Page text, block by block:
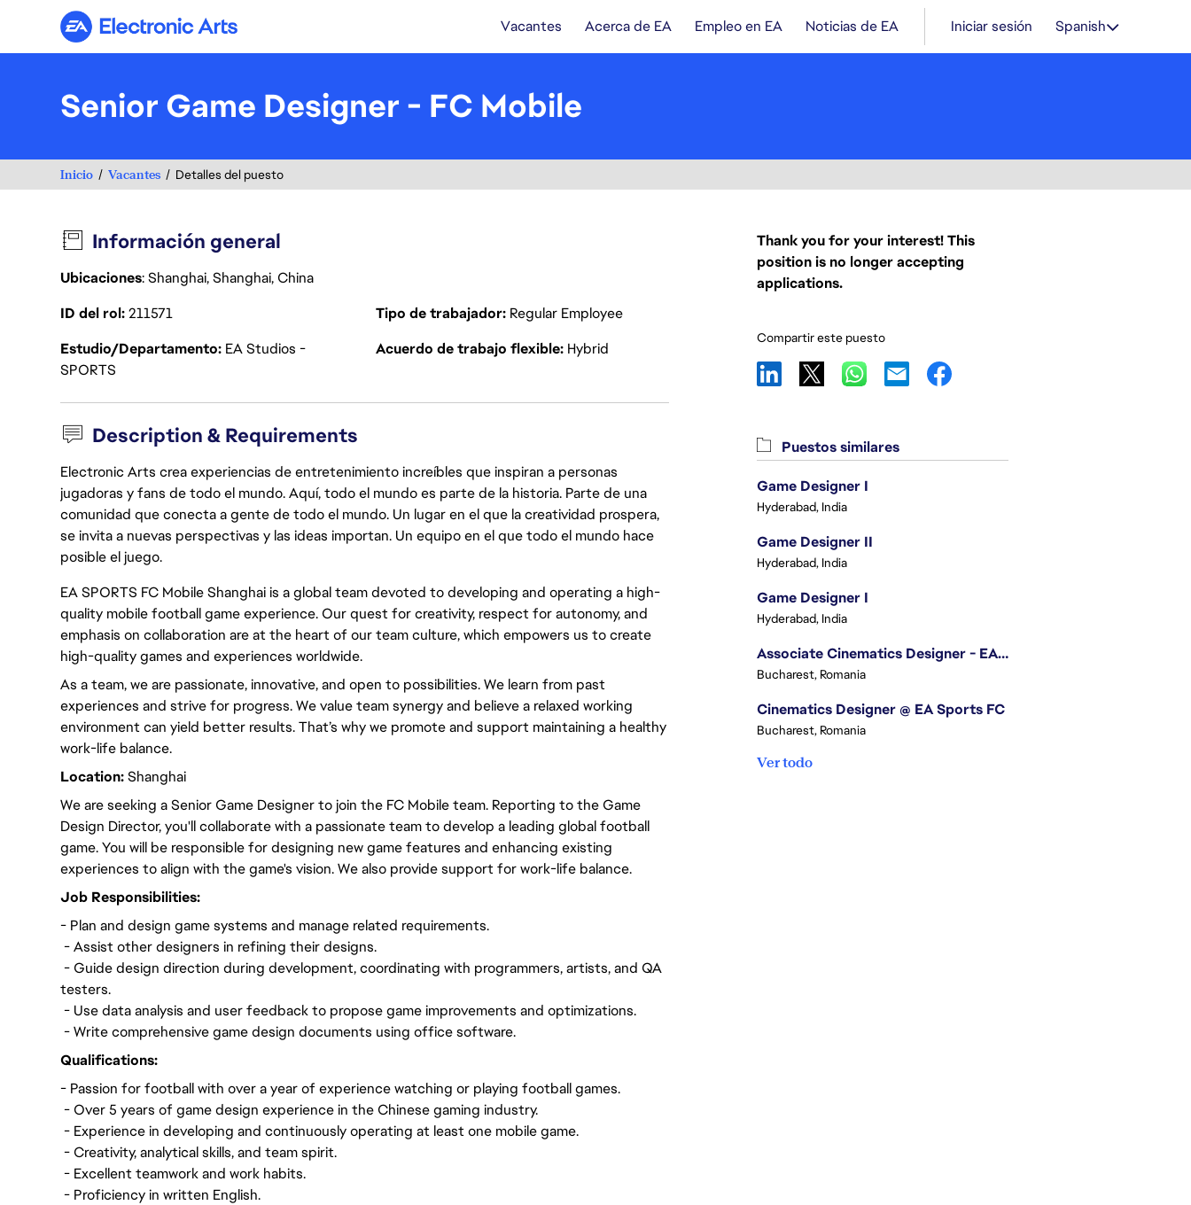
Electronic Arts Vacantes Acerca de EA Empleo en EA Noticias de EA Iniciar sesión Spanish
Senior Game Designer - FC Mobile
Inicio Vacantes Detalles del puesto
Información general
Ubicaciones: Shanghai, Shanghai, China
ID del rol211571 Tipo de trabajador Regular Employee
Estudio/Departamento EA Studios -
SPORTS
Acuerdo de trabajo flexible Hybrid
Description & Requirements
Electronic Arts crea experiencias de entretenimiento increíbles que inspiran a personas
jugadoras y fans de todo el mundo. Aquí, todo el mundo es parte de la historia. Parte de una
comunidad que conecta a gente de todo el mundo. Un lugar en el que la creatividad prospera,
se invita a nuevas perspectivas y las ideas importan. Un equipo en el que todo el mundo hace
posible el juego.
EA SPORTS FC Mobile Shanghai is a global team devoted to developing and operating a high-
quality mobile football game experience. Our quest for creativity, respect for autonomy, and
emphasis on collaboration are at the heart of our team culture, which empowers us to create
high-quality games and experiences worldwide.
As a team, we are passionate, innovative, and open to possibilities. We learn from past
experiences and strive for progress. We value team synergy and believe a relaxed working
environment can yield better results. That’s why we promote and support maintaining a healthy
work-life balance.
Location:Shanghai
We are seeking a Senior Game Designer to join the FC Mobile team. Reporting to the Game
Design Director, you'll collaborate with a passionate team to develop a leading global football
game. You will be responsible for designing new game features and enhancing existing
experiences to align with the game's vision. We also provide support for work-life balance.
Job Responsibilities:
- Plan and design game systems and manage related requirements.
- Assist other designers in refining their designs.
- Guide design direction during development, coordinating with programmers, artists, and QA
testers.
- Use data analysis and user feedback to propose game improvements and optimizations.
- Write comprehensive game design documents using office software.
Qualifications:
- Passion for football with over a year of experience watching or playing football games.
- Over 5 years of game design experience in the Chinese gaming industry.
- Experience in developing and continuously operating at least one mobile game.
- Creativity, analytical skills, and team spirit.
- Excellent teamwork and work habits.
- Proficiency in written English.
Thank you for your interest! This
position is no longer accepting
applications.
Compartir este puesto
Puestos similares
Game Designer I
Hyderabad, India
Game Designer II
Hyderabad, India
Game Designer I
Hyderabad, India
Associate Cinematics Designer - EA Sports FC
Bucharest, Romania
Cinematics Designer @ EA Sports FC
Bucharest, Romania
Ver todo